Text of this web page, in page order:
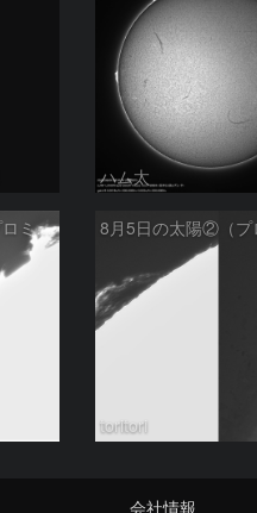
ハム太
8月5日の太陽①（小プロミネン噴出 ）
toritori
会社情報